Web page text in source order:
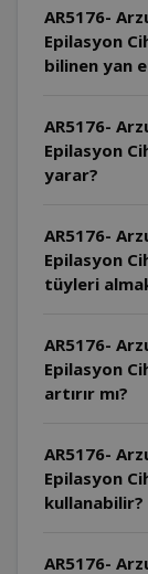
AR5176- Arzum SateenTouch
Epilasyon
bilinen yan
AR5176- Arzum SateenTouch
Epilasyon
yarar?
AR5176- Arzum SateenTouch
Epilasyon
tüyleri
AR5176- Arzum SateenTouch
Epilasyon
artırır mı?
AR5176- Arzum SateenTouch
Epilasyon
kullanabilir?
AR5176- Arzum SateenTouch